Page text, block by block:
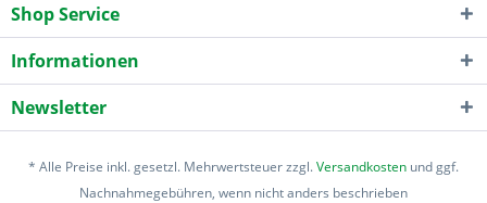
Shop Service
Informationen
Newsletter
* Alle Preise inkl. gesetzl. Mehrwertsteuer zzgl.Versandkosten und ggf.
Nachnahmegebühren, wenn nicht anders beschrieben